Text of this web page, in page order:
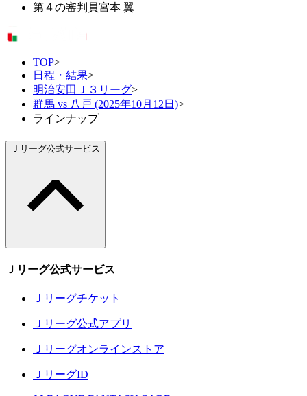
第４の審判員宮本 翼
TOP>
日程・結果>
明治安田Ｊ３リーグ>
群馬 vs 八戸 (2025年10月12日)>
ラインナップ
Ｊリーグ公式サービス
Ｊリーグ公式サービス
Ｊリーグチケット
Ｊリーグ公式アプリ
Ｊリーグオンラインストア
ＪリーグID